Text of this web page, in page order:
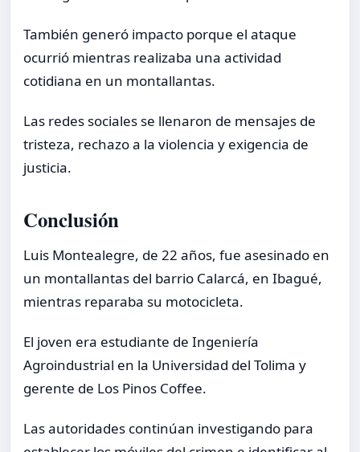
También generó impacto porque el ataque
ocurrió mientras realizaba una actividad
cotidiana en un montallantas.
Las redes sociales se llenaron de mensajes de
tristeza, rechazo a la violencia y exigencia de
justicia.
Conclusión
Luis Montealegre, de 22 años, fue asesinado en
un montallantas del barrio Calarcá, en Ibagué,
mientras reparaba su motocicleta.
El joven era estudiante de Ingeniería
Agroindustrial en la Universidad del Tolima y
gerente de Los Pinos Coffee.
Las autoridades continúan investigando para